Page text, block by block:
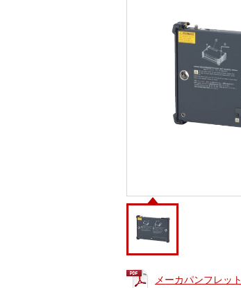
メーカパンフレット